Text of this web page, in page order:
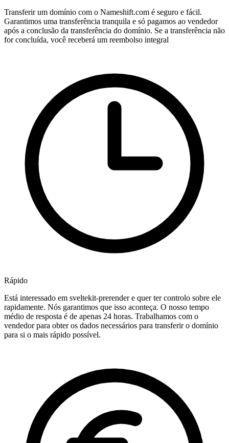
Transferir um domínio com o Nameshift.com é seguro e fácil.
Garantimos uma transferência tranquila e só pagamos ao vendedor
após a conclusão da transferência do domínio. Se a transferência não
for concluída, você receberá um reembolso integral
Rápido
Está interessado em sveltekit-prerender e quer ter controlo sobre ele
rapidamente. Nós garantimos que isso aconteça. O nosso tempo
médio de resposta é de apenas 24 horas. Trabalhamos com o
vendedor para obter os dados necessários para transferir o domínio
para si o mais rápido possível.